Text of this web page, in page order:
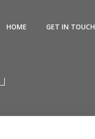
HOME GET IN TOUCH